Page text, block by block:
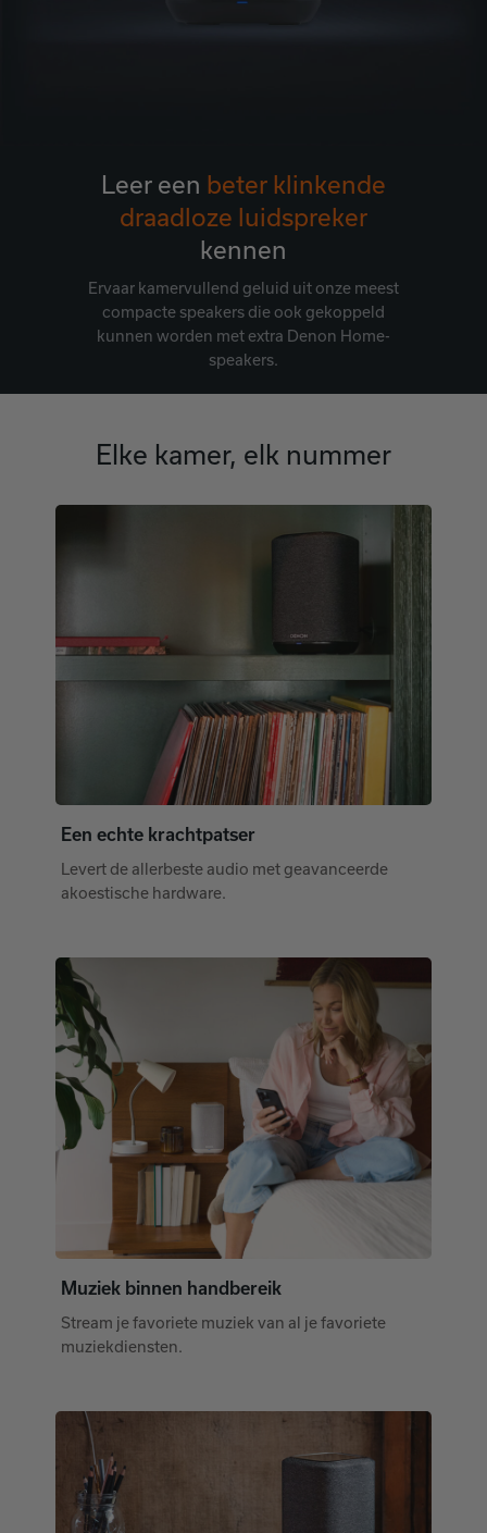
Leer een beter klinkende
draadloze luidspreker
kennen
Ervaar kamervullend geluid uit onze meest
compacte speakers die ook gekoppeld
kunnen worden met extra Denon Home-
speakers.
Elke kamer, elk nummer
Een echte krachtpatser
Levert de allerbeste audio met geavanceerde
akoestische hardware.
Muziek binnen handbereik
Stream je favoriete muziek van al je favoriete
muziekdiensten.